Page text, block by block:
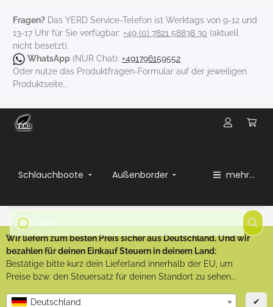
Fragen? Das YERD Service-Telefon ist Werktags von 9-12 und
13-17 Uhr für Sie verfügbar: +49 (0) 7821 58838 30 (aktuell
nicht besetzt).
WhatsApp (NUR Chat): +491796159552
Oder nutze das Produktfragen-Formular auf der jeweiligen
Produktseite...
Schlauchboote Außenborder mehr...
Wir liefern zum besten Preis sicher aus Deutschland. Und wir
bezahlen für deinen Einkauf Steuern in deinem Land:
Bestätige bitte kurz dein Lieferland innerhalb der EU, um
Preise bzw. den Steuersatz für deinen Standort zu sehen...
Deutschland ✔